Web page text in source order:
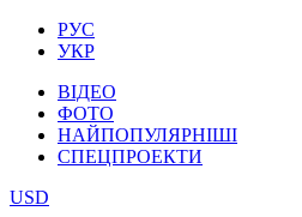
РУС
УКР
ВІДЕО
ФОТО
НАЙПОПУЛЯРНІШІ
СПЕЦПРОЕКТИ
USD